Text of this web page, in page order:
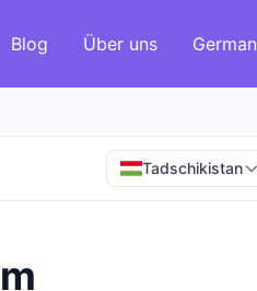
Blog Über uns German
Tadschikistan